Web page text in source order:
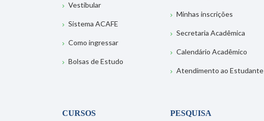
Vestibular
Sistema ACAFE
Como ingressar
Bolsas de Estudo
Minhas inscrições
Secretaria Acadêmica
Calendário Acadêmico
Atendimento ao Estudante
CURSOS
PESQUISA